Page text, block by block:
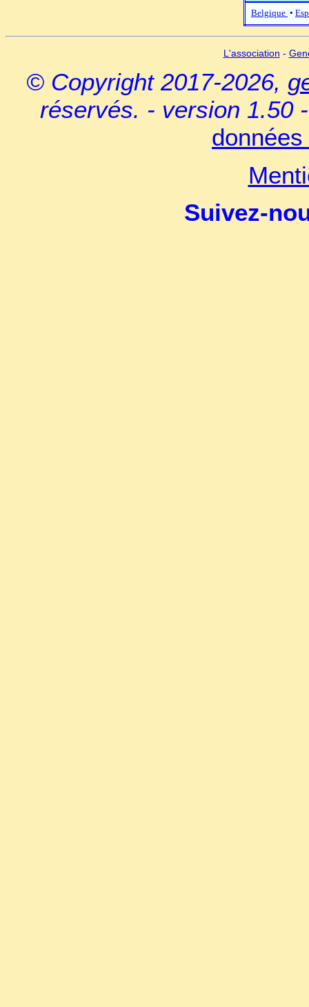
Belgique •
L'association -
© Copyright 2017-2026,
réservés. - version 1.50
Suivez-